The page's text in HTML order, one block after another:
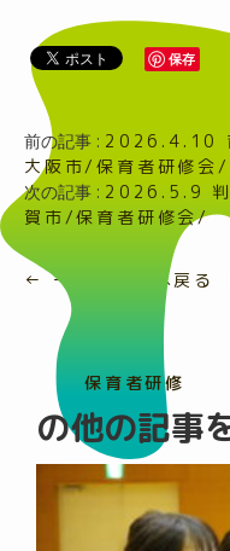
保存
前の記事 : 2026.4.10
大阪市/保育者研修会/
次の記事 : 2026.5.9 判
賀市/保育者研修会/
← 一覧ページへ戻る
保育者研修
の他の記事